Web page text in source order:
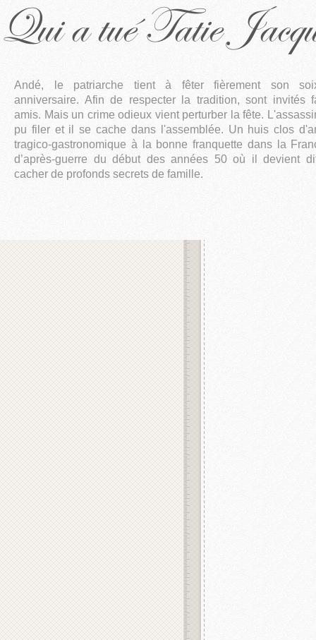
Qui a tué Tatie
Andé, le patriarche tient à fêter fièrement son
anniversaire. Afin de respecter la tradition, sont invités
amis. Mais un crime odieux vient perturber la fête.
pu filer et il se cache dans l'assemblée. Un huis clos
tragico-gastronomique à la bonne franquette dans la
d’après-guerre du début des années 50 où il devient
cacher de profonds secrets de famille.